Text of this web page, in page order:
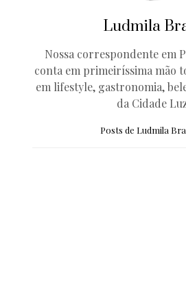
Ludmila
Nossa correspondente em
conta em primeiríssima mão
em lifestyle, gastronomia,
da Cidade
Posts de Ludmila